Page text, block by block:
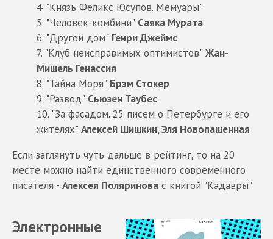
4. "Князь Феликс Юсупов. Мемуары"
5. "Человек-комбини" Саяка Мурата
6. "Другой дом" Генри Джеймс
7. "Клуб неисправимых оптимистов"Жан-
Мишель Генассия
8. "Тайна Моря" Брэм Стокер
9. "Развод" Сьюзен Таубес
10. "За фасадом. 25 писем о Петербурге и его
жителях"Алексей Шишкин, Эля Новопашенная
Если заглянуть чуть дальше в рейтинг, то на 20
месте можно найти единственного современного
писателя - Алексея Поляринова с книгой "Кадавры".
Электронные